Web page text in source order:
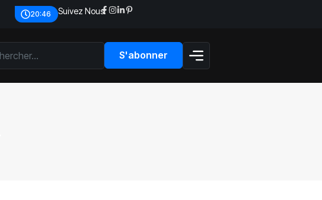
20:46 Suivez Nous:
S'abonner